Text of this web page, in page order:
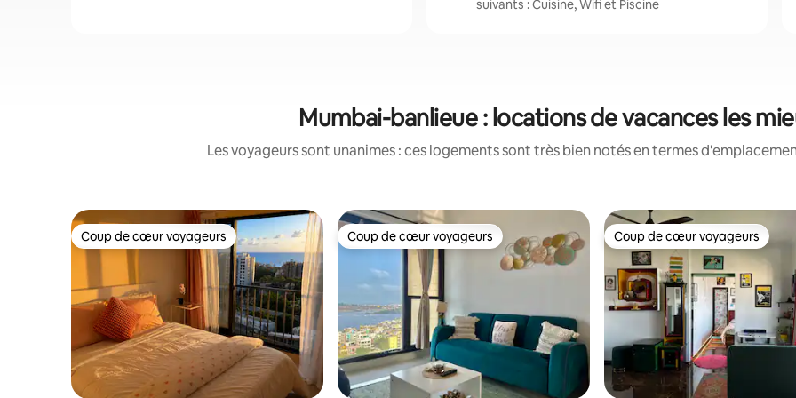
suivants : Cuisine, Wifi et Piscine
Mumbai-banlieue : locations de vacances les
Les voyageurs sont unanimes : ces logements sont très bien notés en termes
Coup de cœur voyageurs
Coup de cœur voyageurs Coup de cœur voyageurs
Coup de cœur voyageurs Coup de cœur voyageurs
Coup de cœur voyageurs